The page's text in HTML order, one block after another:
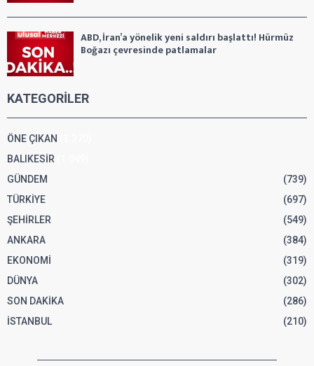
ABD, İran’a yönelik yeni saldırı başlattı! Hürmüz
Boğazı çevresinde patlamalar
KATEGORİLER
ÖNE ÇIKAN
BALIKESİR
GÜNDEM
(739)
TÜRKİYE
(697)
ŞEHİRLER
(549)
ANKARA
(384)
EKONOMİ
(319)
DÜNYA
(302)
SON DAKİKA
(286)
İSTANBUL
(210)